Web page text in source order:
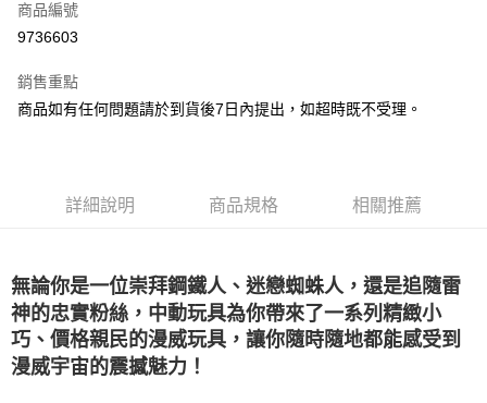
LINE Pay
悠遊付
【大哥付你分期使用說明】
1.本服務由台灣大哥大提供，台灣大哥大用戶可立即使用無須另外申請。
2.付款方式選擇「大哥付你分期」，訂單成立後會自動跳轉到大哥付的交易
流程，驗證手機門號後，選擇欲分期的期數、繳款截止日，確認付款後即完
成交易。
3.實際核准額度、可分期數及費用金額請依後續交易確認頁面所載為準。
AFTEE先享後付
相關說明
【關於「AFTEE先享後付」】
AFTEE先享後付是「在收到商品之後才付款」的支付方式。 讓您購物簡單
ATM付款
商品編號
9736603
銷售重點
商品如有任何問題請於到貨後7日內提出，如超時既不受理。
詳細說明 商品規格 相關推薦
無論你是一位崇拜鋼鐵人、迷戀蜘蛛人，還是追隨雷
神的忠實粉絲，中動玩具為你帶來了一系列精緻小
巧、價格親民的漫威玩具，讓你隨時隨地都能感受到
漫威宇宙的震撼魅力！